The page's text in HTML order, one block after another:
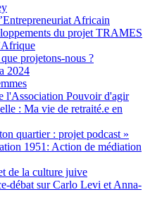
Africain
du projet TRAMES
projetons-nous ?
2024
l'Association Pouvoir d'agir
: Ma vie de retraité.e en
quartier : projet podcast »
1951: Action de médiation
de la culture juive
débat sur Carlo Levi et Anna-